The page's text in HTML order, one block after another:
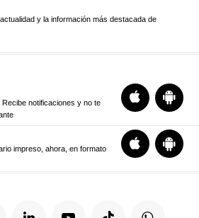
y la información más destacada de
notificaciones y no te
impreso, ahora, en formato